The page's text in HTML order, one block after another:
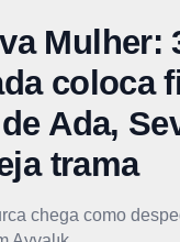
Mulher:
coloca
Ada,
trama
chega como